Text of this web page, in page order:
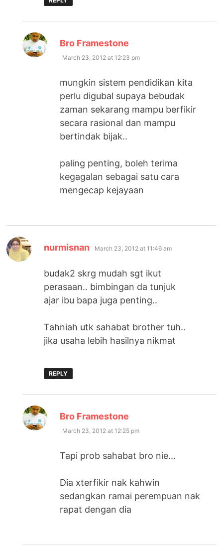
Bro Framestone
March 23, 2012 at 12:23 pm
mungkin sistem pendidikan kita
perlu digubal supaya bebudak
zaman sekarang mampu berfikir
secara rasional dan mampu
bertindak bijak..
paling penting, boleh terima
kegagalan sebagai satu cara
mengecap kejayaan
nurmisnan says:
March 23, 2012 at 11:46 am
budak2 skrg mudah sgt ikut
perasaan.. bimbingan da tunjuk
ajar ibu bapa juga penting..
Tahniah utk sahabat brother tuh..
jika usaha lebih hasilnya nikmat
REPLY
Bro Framestone
March 23, 2012 at 12:25 pm
Tapi prob sahabat bro nie…
Dia xterfikir nak kahwin
sedangkan ramai perempuan nak
rapat dengan dia